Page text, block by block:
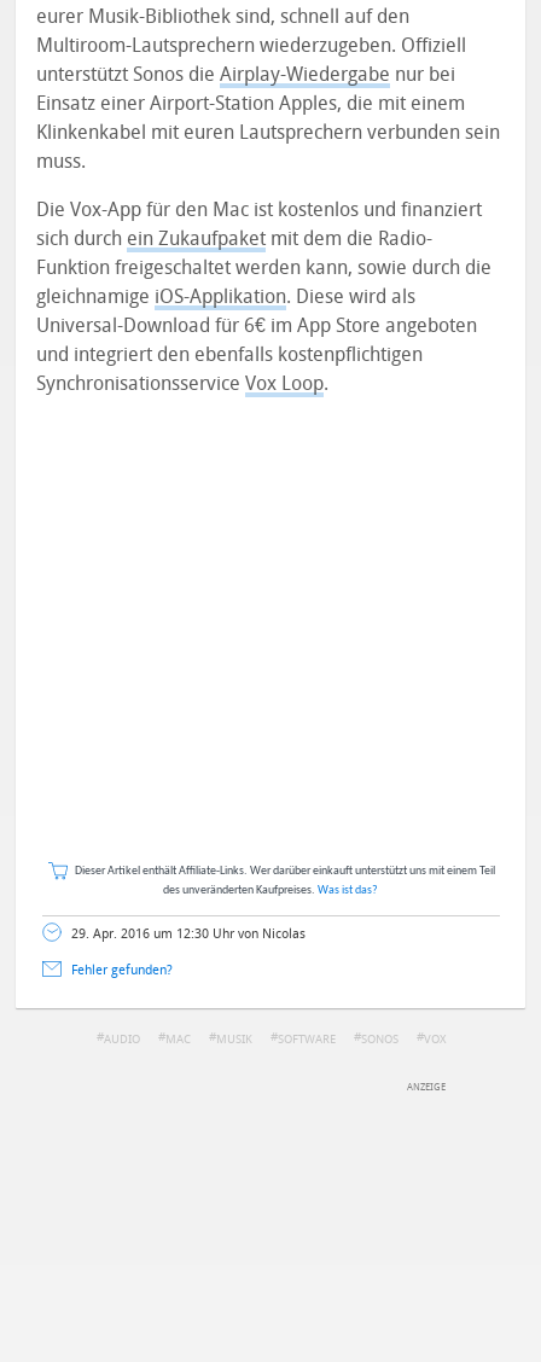
eurer Musik-Bibliothek sind, schnell auf den
Multiroom-Lautsprechern wiederzugeben. Offiziell
unterstützt Sonos dieAirplay-Wiedergabe nur bei
Einsatz einer Airport-Station Apples, die mit einem
Klinkenkabel mit euren Lautsprechern verbunden sein
muss.
Die Vox-App für den Mac ist kostenlos und finanziert
sich durch ein Zukaufpaket mit dem die Radio-
Funktion freigeschaltet werden kann, sowie durch die
gleichnamige iOS-Applikation. Diese wird als
Universal-Download für 6€ im App Store angeboten
und integriert den ebenfalls kostenpflichtigen
SynchronisationsserviceVox Loop.
Dieser Artikel enthält Affiliate-Links. Wer darüber einkauft unterstützt uns mit einem Teil
des unveränderten Kaufpreises. Was ist das?
29. Apr. 2016 um 12:30 Uhr von Nicolas
Fehler gefunden?
AUDIO MAC MUSIK SOFTWARE SONOS VOX